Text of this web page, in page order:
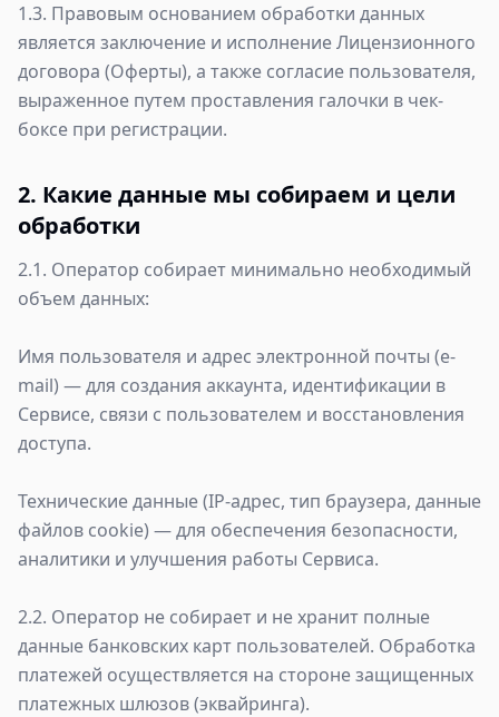
1.3. Правовым основанием обработки данных
является заключение и исполнение Лицензионного
договора (Оферты), а также согласие пользователя,
выраженное путем проставления галочки в чек-
боксе при регистрации.
2. Какие данные мы собираем и цели
обработки
2.1. Оператор собирает минимально необходимый
объем данных:
Имя пользователя и адрес электронной почты (e-
mail) — для создания аккаунта, идентификации в
Сервисе, связи с пользователем и восстановления
доступа.
Технические данные (IP-адрес, тип браузера, данные
файлов cookie) — для обеспечения безопасности,
аналитики и улучшения работы Сервиса.
2.2. Оператор не собирает и не хранит полные
данные банковских карт пользователей. Обработка
платежей осуществляется на стороне защищенных
платежных шлюзов (эквайринга).